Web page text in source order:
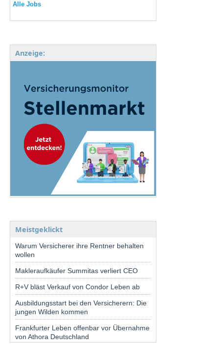
Alle Jobs
Anzeige:
Meistgeklickt
Warum Versicherer ihre Rentner behalten
wollen
Makleraufkäufer Summitas verliert CEO
R+V bläst Verkauf von Condor Leben ab
Ausbildungsstart bei den Versicherern: Die
jungen Wilden kommen
Frankfurter Leben offenbar vor Übernahme
von Athora Deutschland